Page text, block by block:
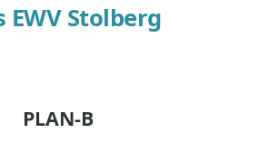
EWV Stolberg
PLAN-B